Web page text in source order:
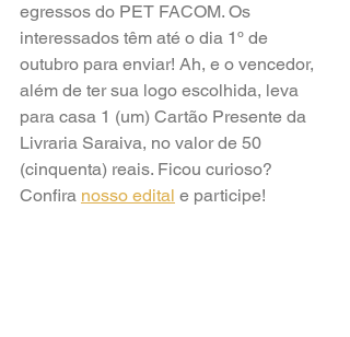
egressos do PET FACOM. Os
interessados têm até o dia 1º de
outubro para enviar! Ah, e o vencedor,
além de ter sua logo escolhida, leva
para casa 1 (um) Cartão Presente da
Livraria Saraiva, no valor de 50
(cinquenta) reais. Ficou curioso?
Confira nosso edital e participe!